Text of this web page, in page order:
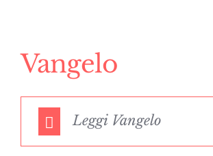
Vangelo
Leggi Vangelo